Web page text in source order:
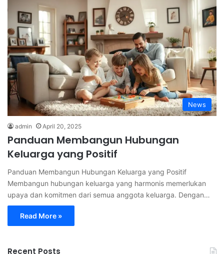
News
admin April 20, 2025
Panduan Membangun Hubungan
Keluarga yang Positif
Panduan Membangun Hubungan Keluarga yang Positif
Membangun hubungan keluarga yang harmonis memerlukan
upaya dan komitmen dari semua anggota keluarga. Dengan…
Read More »
Recent Posts